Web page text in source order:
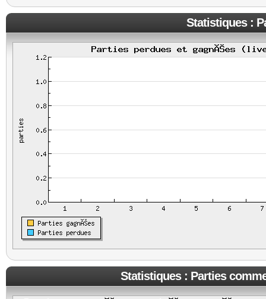
Statistiques :
Statistiques : Parties